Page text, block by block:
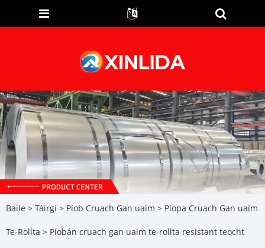
Baile > Táirgí > Píob Cruach Gan uaim > Píopa Cruach Gan uaim
Te-Rollta > Píobán cruach gan uaim te-rollta resistant teocht